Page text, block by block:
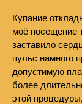
Купание
моё посещение
заставило
пульс намного
допустимую
более
этой